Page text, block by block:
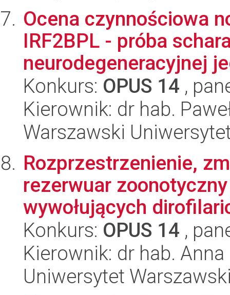
Ocena czynnościowa
IRF2BPL - próba
neurodegeneracyjnej
Konkurs: OPUS 14 ,
Kierownik: dr hab.
Warszawski
Rozprzestrzenienie,
rezerwuar
wywołujących
Konkurs: OPUS 14 ,
Kierownik: dr hab. Anna
Uniwersytet